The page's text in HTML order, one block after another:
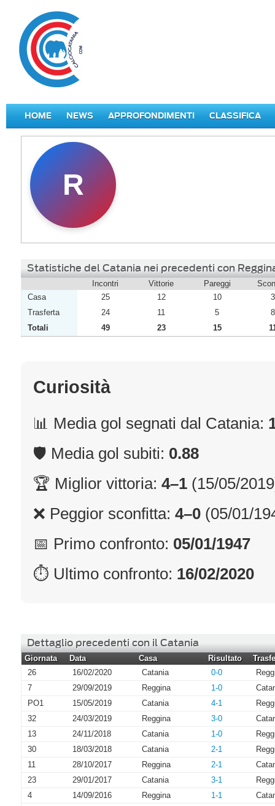
HOME NEWS APPROFONDIMENTI CLASSIFICA
R
Statistiche del Catania nei precedenti con
Incontri Vittorie Pareggi
Casa
25 12 10
3
Trasferta
24 11 5
8
Totali
49 23 15
Curiosità
📊 Media gol segnati dal Catania:
🛡 Media gol subiti: 0.88
🏆 Miglior vittoria: 4–1 (15/05/
❌ Peggior sconfitta: 4–0 (05/01/
📅 Primo confronto: 05/01/1947
⏱ Ultimo confronto: 16/02/2020
Dettaglio precedenti con il Catania
Giornata Data Casa Risultato
26
16/02/2020 Catania 0-0
7
29/09/2019 Reggina 1-0
PO1
15/05/2019 Catania 4-1
32
24/03/2019 Reggina 3-0
13
24/11/2018 Catania 1-0
30
18/03/2018 Catania 2-1
11
28/10/2017 Reggina 2-1
23
29/01/2017 Catania 3-1
4
14/09/2016 Reggina 1-1